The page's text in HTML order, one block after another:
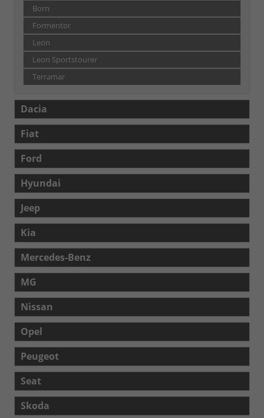
Born
Formentor
Leon
Leon Sportstourer
Terramar
Dacia
Fiat
Ford
Hyundai
Jeep
Kia
Mercedes-Benz
MG
Nissan
Opel
Peugeot
Seat
Skoda